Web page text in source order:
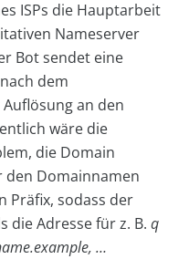
ISPs die Hauptarbeit
Nameserver
Bot sendet eine
dem
an den
wäre die
die Domain
den Domainnamen
Präfix, sodass der
die Adresse für z. B. q
…